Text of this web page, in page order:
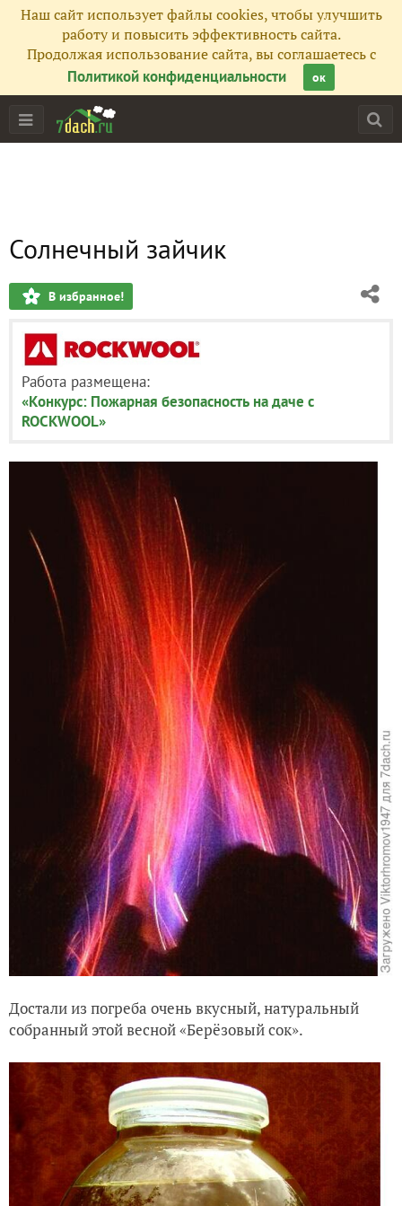
Наш сайт использует файлы cookies, чтобы улучшить
работу и повысить эффективность сайта.
Продолжая использование сайта, вы соглашаетесь с
Политикой конфиденциальности
ок
Солнечный зайчик
В избранное!
Работа размещена:
«Конкурс: Пожарная безопасность на даче с
ROCKWOOL»
Достали из погреба очень вкусный, натуральный
собранный этой весной «Берёзовый сок».